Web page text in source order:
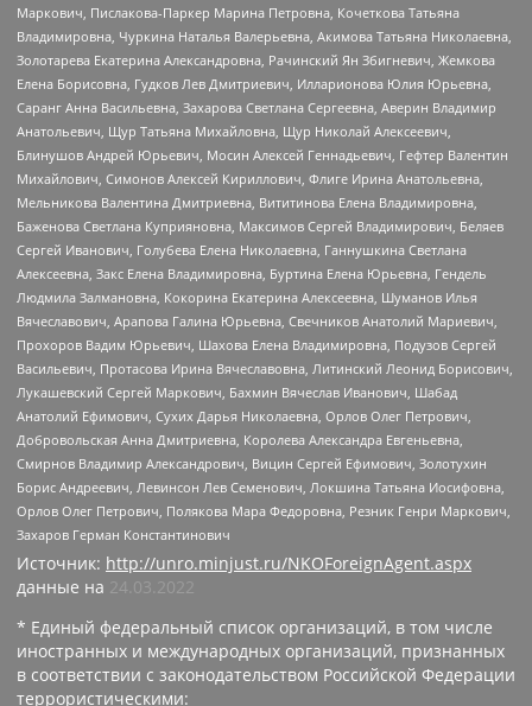
Маркович, Пислакова-Паркер Марина Петровна, Кочеткова Татьяна
Владимировна, Чуркина Наталья Валерьевна, Акимова Татьяна Николаевна,
Золотарева Екатерина Александровна, Рачинский Ян Збигневич, Жемкова
Елена Борисовна, Гудков Лев Дмитриевич, Илларионова Юлия Юрьевна,
Саранг Анна Васильевна, Захарова Светлана Сергеевна, Аверин Владимир
Анатольевич, Щур Татьяна Михайловна, Щур Николай Алексеевич,
Блинушов Андрей Юрьевич, Мосин Алексей Геннадьевич, Гефтер Валентин
Михайлович, Симонов Алексей Кириллович, Флиге Ирина Анатольевна,
Мельникова Валентина Дмитриевна, Вититинова Елена Владимировна,
Баженова Светлана Куприяновна, Максимов Сергей Владимирович, Беляев
Сергей Иванович, Голубева Елена Николаевна, Ганнушкина Светлана
Алексеевна, Закс Елена Владимировна, Буртина Елена Юрьевна, Гендель
Людмила Залмановна, Кокорина Екатерина Алексеевна, Шуманов Илья
Вячеславович, Арапова Галина Юрьевна, Свечников Анатолий Мариевич,
Прохоров Вадим Юрьевич, Шахова Елена Владимировна, Подузов Сергей
Васильевич, Протасова Ирина Вячеславовна, Литинский Леонид Борисович,
Лукашевский Сергей Маркович, Бахмин Вячеслав Иванович, Шабад
Анатолий Ефимович, Сухих Дарья Николаевна, Орлов Олег Петрович,
Добровольская Анна Дмитриевна, Королева Александра Евгеньевна,
Смирнов Владимир Александрович, Вицин Сергей Ефимович, Золотухин
Борис Андреевич, Левинсон Лев Семенович, Локшина Татьяна Иосифовна,
Орлов Олег Петрович, Полякова Мара Федоровна, Резник Генри Маркович,
Захаров Герман Константинович
Источник: http://unro.minjust.ru/NKOForeignAgent.aspx
данные на 24.03.2022
* Единый федеральный список организаций, в том числе
иностранных и международных организаций, признанных
в соответствии с законодательством Российской Федерации
террористическими: